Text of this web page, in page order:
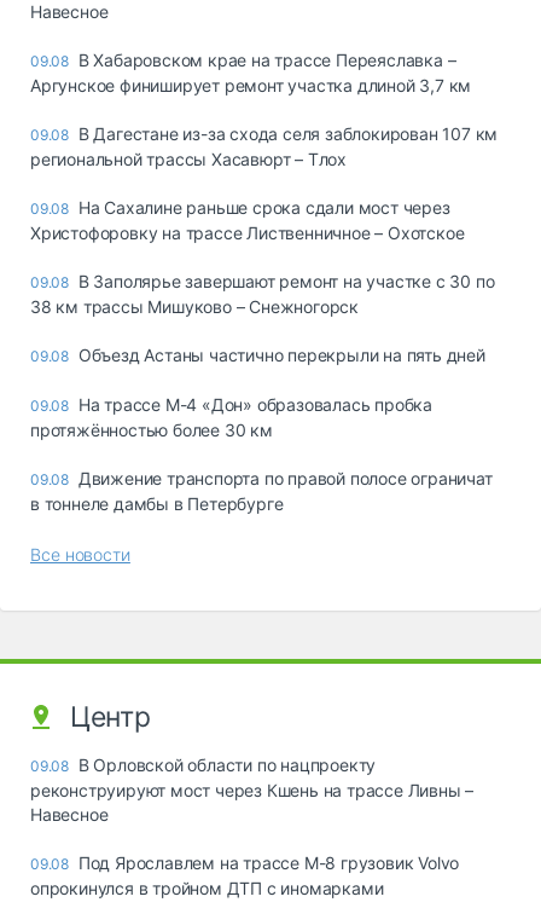
Навесное
09.08 В Хабаровском крае на трассе Переяславка –
Аргунское финиширует ремонт участка длиной 3,7 км
09.08 В Дагестане из-за схода селя заблокирован 107 км
региональной трассы Хасавюрт – Тлох
09.08 На Сахалине раньше срока сдали мост через
Христофоровку на трассе Лиственничное – Охотское
09.08 В Заполярье завершают ремонт на участке с 30 по
38 км трассы Мишуково – Снежногорск
09.08 Объезд Астаны частично перекрыли на пять дней
09.08 На трассе М-4 «Дон» образовалась пробка
протяжённостью более 30 км
09.08 Движение транспорта по правой полосе ограничат
в тоннеле дамбы в Петербурге
Все новости
Центр
09.08 В Орловской области по нацпроекту
реконструируют мост через Кшень на трассе Ливны –
Навесное
09.08 Под Ярославлем на трассе М-8 грузовик Volvo
опрокинулся в тройном ДТП с иномарками